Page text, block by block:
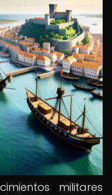
militares